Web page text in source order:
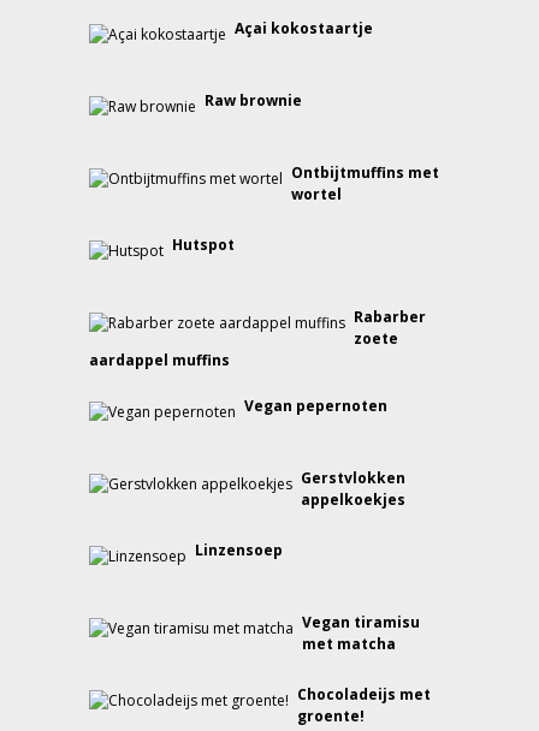
Açai kokostaartje
Raw brownie
Ontbijtmuffins met
wortel
Hutspot
Rabarber
zoete
aardappel muffins
Vegan pepernoten
Gerstvlokken
appelkoekjes
Linzensoep
Vegan tiramisu
met matcha
Chocoladeijs met
groente!